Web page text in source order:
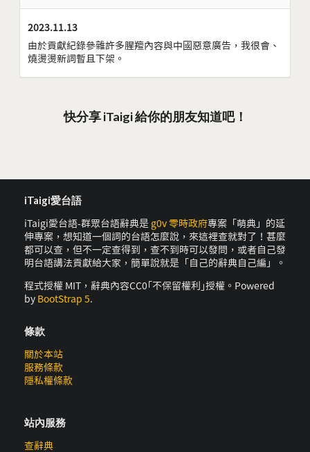
2023.11.13
由於貢獻紀錄參雜許多腥羶內容與中國惡意廣告，我很會、
燒燙燙新詞暫且下架。
快分享 iTaigi 給你的朋友知道吧！
iTaigi愛台語
iTaigi愛台語-群眾台語辭典是 g0v 零時政府專案「萌典」的延
伸專案，想知道一個詞的台語怎麼說，來這裡查就對了！甚麼
都可以查，但不一定查得到，查不到時可以發問，或者自己發
明台語講法貢獻給大家，簡單說就是「自己的辭典自己編」。
程式授權 MIT，辭典內容CC0｢不保留權利｣授權。Powered
by BootStrap 5.
條款
關於本站
服務條款
隱私權條款
站內服務
查辭典